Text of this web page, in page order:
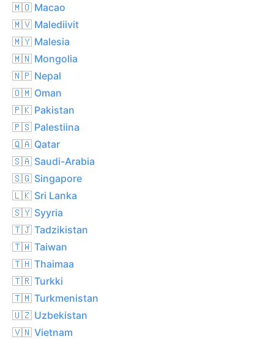
🇲🇴 Macao
🇲🇻 Malediivit
🇲🇾 Malesia
🇲🇳 Mongolia
🇳🇵 Nepal
🇴🇲 Oman
🇵🇰 Pakistan
🇵🇸 Palestiina
🇶🇦 Qatar
🇸🇦 Saudi-Arabia
🇸🇬 Singapore
🇱🇰 Sri Lanka
🇸🇾 Syyria
🇹🇯 Tadzikistan
🇹🇼 Taiwan
🇹🇭 Thaimaa
🇹🇷 Turkki
🇹🇲 Turkmenistan
🇺🇿 Uzbekistan
🇻🇳 Vietnam